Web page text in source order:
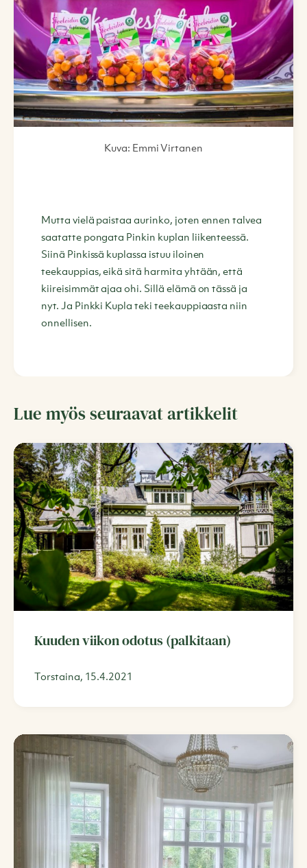
Kuva: Emmi Virtanen
Mutta vielä paistaa aurinko, joten ennen talvea
saatatte pongata Pinkin kuplan liikenteessä.
Siinä Pinkissä kuplassa istuu iloinen
teekauppias, eikä sitä harmita yhtään, että
kiireisimmät ajaa ohi. Sillä elämä on tässä ja
nyt. Ja Pinkki Kupla teki teekauppiaasta niin
onnellisen.
Lue myös seuraavat artikkelit
Kuuden viikon odotus (palkitaan)
Torstaina, 15.4.2021